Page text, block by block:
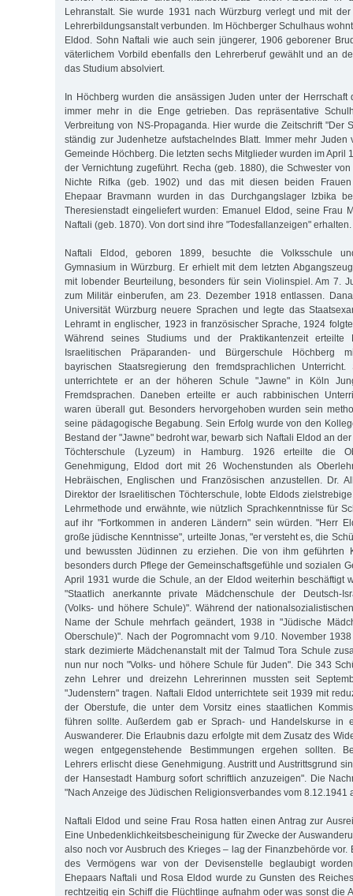
Lehranstalt. Sie wurde 1931 nach Würzburg verlegt und mit
Lehrerbildungsanstalt verbunden. Im Höchberger Schulhaus
Eldod. Sohn Naftali wie auch sein jüngerer, 1906 geborener
väterlichem Vorbild ebenfalls den Lehrerberuf gewählt und an
das Studium absolviert.
In Höchberg wurden die ansässigen Juden unter der Herrschaft
immer mehr in die Enge getrieben. Das repräsentative
Verbreitung von NS-Propaganda. Hier wurde die Zeitschrift "Der
ständig zur Judenhetze aufstachelndes Blatt. Immer mehr Juden
Gemeinde Höchberg. Die letzten sechs Mitglieder wurden im April
der Vernichtung zugeführt. Recha (geb. 1880), die Schwester
Nichte Rifka (geb. 1902) und das mit diesen beiden Frauen
Ehepaar Bravmann wurden in das Durchgangslager Izbika
Theresienstadt eingeliefert wurden: Emanuel Eldod, seine Frau
Naftali (geb. 1870). Von dort sind ihre "Todesfallanzeigen" erhalten.
Naftali Eldod, geboren 1899, besuchte die Volksschule
Gymnasium in Würzburg. Er erhielt mit dem letzten
mit lobender Beurteilung, besonders für sein Violinspiel. Am 7.
zum Militär einberufen, am 23. Dezember 1918 entlassen.
Universität Würzburg neuere Sprachen und legte das
Lehramt in englischer, 1923 in französischer Sprache, 1924
Während seines Studiums und der Praktikantenzeit
Israelitischen Präparanden- und Bürgerschule Höchberg
bayrischen Staatsregierung den fremdsprachlichen
unterrichtete er an der höheren Schule "Jawne" in Köln
Fremdsprachen. Daneben erteilte er auch rabbinischen
waren überall gut. Besonders hervorgehoben wurden sein
seine pädagogische Begabung. Sein Erfolg wurde von den
Bestand der "Jawne" bedroht war, bewarb sich Naftali Eldod an
Töchterschule (Lyzeum) in Hamburg. 1926 erteilte die
Genehmigung, Eldod dort mit 26 Wochenstunden als
Hebräischen, Englischen und Französischen anzustellen. Dr.
Direktor der Israelitischen Töchterschule, lobte Eldods
Lehrmethode und erwähnte, wie nützlich Sprachkenntnisse für
auf ihr "Fortkommen in anderen Ländern" sein würden. "Herr
große jüdische Kenntnisse", urteilte Jonas, "er versteht es, die
und bewussten Jüdinnen zu erziehen. Die von ihm geführten
besonders durch Pflege der Gemeinschaftsgefühle und sozialen
April 1931 wurde die Schule, an der Eldod weiterhin beschäftigt
"Staatlich anerkannte private Mädchenschule der Deutsch-
(Volks- und höhere Schule)". Während der
Name der Schule mehrfach geändert, 1938 in "Jüdische
Oberschule)". Nach der Pogromnacht vom 9./10. November
stark dezimierte Mädchenanstalt mit der Talmud Tora Schule
nun nur noch "Volks- und höhere Schule für Juden". Die 343
zehn Lehrer und dreizehn Lehrerinnen mussten seit
"Judenstern" tragen. Naftali Eldod unterrichtete seit 1939 mit
der Oberstufe, die unter dem Vorsitz eines staatlichen
führen sollte. Außerdem gab er Sprach- und Handelskurse in
Auswanderer. Die Erlaubnis dazu erfolgte mit dem Zusatz des
wegen entgegenstehende Bestimmungen ergehen sollten.
Lehrers erlischt diese Genehmigung. Austritt und Austrittsgrund
der Hansestadt Hamburg sofort schriftlich anzuzeigen". Die
"Nach Anzeige des Jüdischen Religionsverbandes vom 8.12.1941
Naftali Eldod und seine Frau Rosa hatten einen Antrag zur
Eine Unbedenklichkeitsbescheinigung für Zwecke der
also noch vor Ausbruch des Krieges – lag der Finanzbehörde vor.
des Vermögens war von der Devisenstelle beglaubigt
Ehepaars Naftali und Rosa Eldod wurde zu Gunsten des
rechtzeitig ein Schiff die Flüchtlinge aufnahm oder was sonst die